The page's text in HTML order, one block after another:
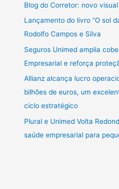
Blog do Corretor: novo
Lançamento do livro “O sol
Rodolfo Campos e Silva
Seguros Unimed amplia
Empresarial e reforça
Allianz alcança lucro
bilhões de euros, um
ciclo estratégico
Plural e Unimed Volta
saúde empresarial para